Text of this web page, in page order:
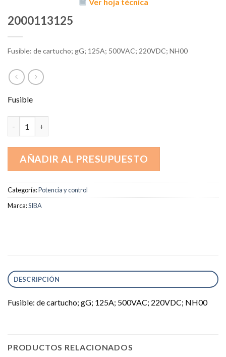
2000113125
Fusible: de cartucho; gG; 125A; 500VAC; 220VDC; NH00
Fusible
AÑADIR AL PRESUPUESTO
Categoría:Potencia y control
Marca:SIBA
DESCRIPCIÓN
Fusible: de cartucho; gG; 125A; 500VAC; 220VDC; NH00
PRODUCTOS RELACIONADOS